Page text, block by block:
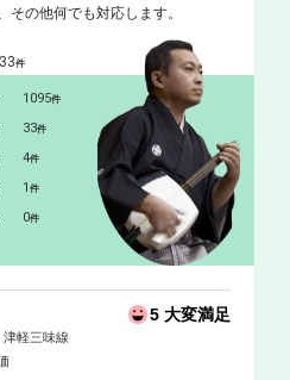
その他何でも対応します。
件
1095件
33件
4件
1件
0件
5 大変満足
軽三味線